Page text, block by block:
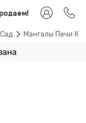
Мангалы Печи